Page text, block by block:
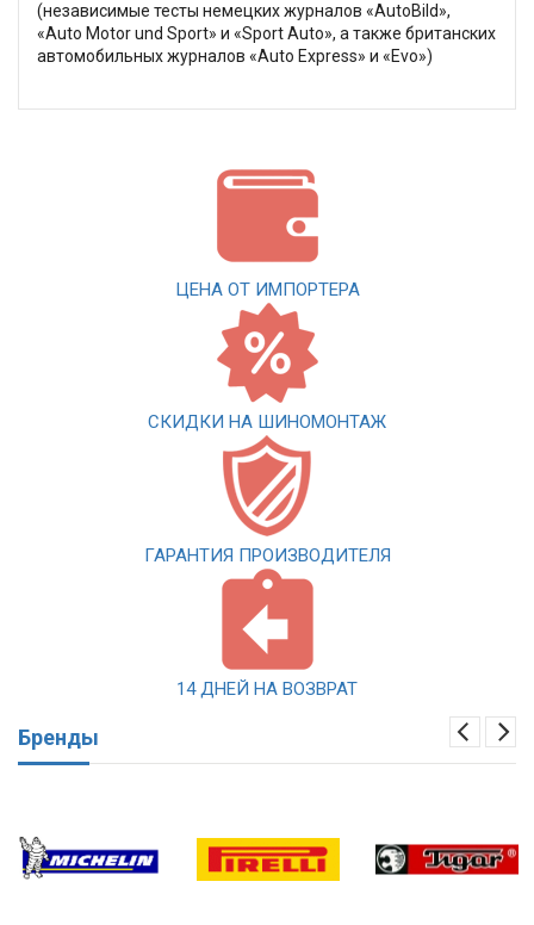
(независимые тесты немецких журналов «AutoBild»,
«Auto Motor und Sport» и «Sport Auto», а также британских
автомобильных журналов «Auto Express» и «Evo»)
ЦЕНА ОТ ИМПОРТЕРА
СКИДКИ НА ШИНОМОНТАЖ
ГАРАНТИЯ ПРОИЗВОДИТЕЛЯ
14 ДНЕЙ НА ВОЗВРАТ
Бренды